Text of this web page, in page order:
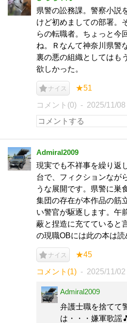
県警の訟務課。警察小説
けど初めましての部署。
らの転職者。ちょっと今
ね。Ｒなんて神奈川県警
裏の悪の組織としてはも
欲しかった。
ナイス ★51
コメント(0) 2025/11/08
Admiral2009
現実でも不祥事を繰り返
台で、フィクションなが
うな展開です。県警に巣
集団の存在が本作品の筋
い警官が駆逐します。午
蔽と捏造に充てていると
の現職OBには此の本は読
ナイス ★45
コメント(1) 2025/11/02
Admiral2009
弁護士職を捨てて
は・・・嫌軍歌謡